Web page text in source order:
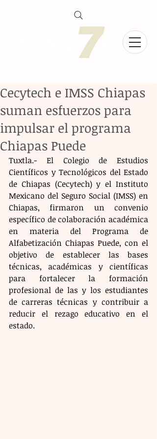
Cecytech e IMSS Chiapas
suman esfuerzos para
impulsar el programa
Chiapas Puede
Tuxtla.- El Colegio de Estudios
Científicos y Tecnológicos del Estado
de Chiapas (Cecytech) y el Instituto
Mexicano del Seguro Social (IMSS) en
Chiapas, firmaron un convenio
específico de colaboración académica
en materia del Programa de
Alfabetización Chiapas Puede, con el
objetivo de establecer las bases
técnicas, académicas y científicas
para fortalecer la formación
profesional de las y los estudiantes
de carreras técnicas y contribuir a
reducir el rezago educativo en el
estado.